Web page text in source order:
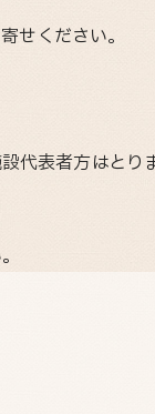
せください。
代表者方はとり